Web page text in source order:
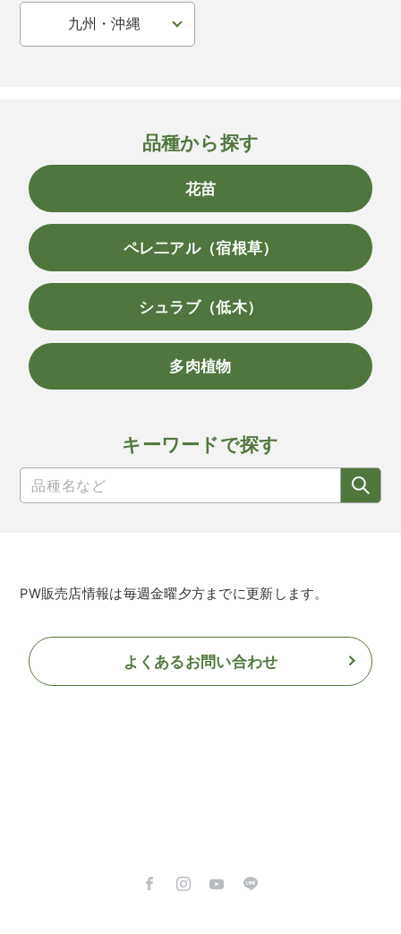
九州・沖縄
品種から探す
花苗
ペレ二アル（宿根草）
シュラブ（低木）
多肉植物
キーワードで探す
PW販売店情報は毎週金曜夕方までに更新します。
よくあるお問い合わせ